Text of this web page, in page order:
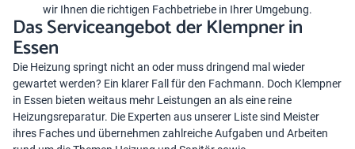
wir Ihnen die richtigen Fachbetriebe in Ihrer Umgebung.
Das Serviceangebot der Klempner in
Essen
Die Heizung springt nicht an oder muss dringend mal wieder
gewartet werden? Ein klarer Fall für den Fachmann. Doch Klempner
in Essen bieten weitaus mehr Leistungen an als eine reine
Heizungsreparatur. Die Experten aus unserer Liste sind Meister
ihres Faches und übernehmen zahlreiche Aufgaben und Arbeiten